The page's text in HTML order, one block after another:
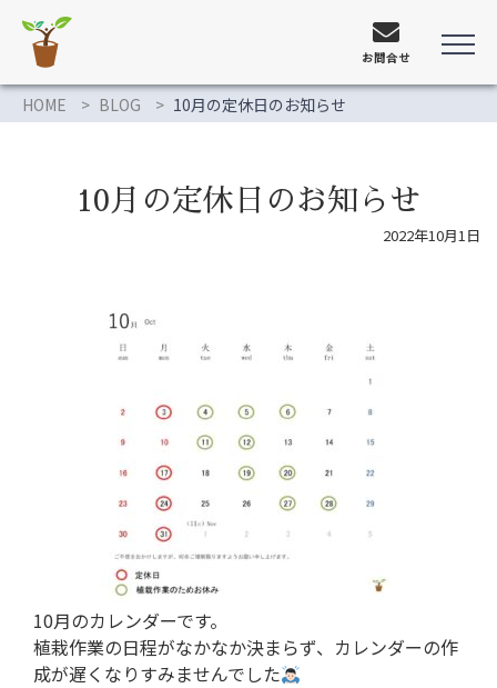
お問合せ
HOME BLOG 10月の定休日のお知らせ
10月の定休日のお知らせ
2022年10月1日
10月のカレンダーです。
植栽作業の日程がなかなか決まらず、カレンダーの作
成が遅くなりすみませんでした